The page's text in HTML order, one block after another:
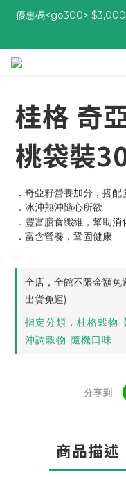
優惠碼<go300>
優惠碼<go300>
[自由配每期都85折!] 免
優惠碼<go300>
桂格 奇
桃袋裝
．奇亞籽營養加分，搭
．冰沖熱沖隨心所欲
．豐富膳食纖維，幫助消
．富含營養，鞏固健康
全店，全館不限金額
出貨免運)
指定分類，桂格穀物
沖調穀物-隨機口味
分享到
商品描述